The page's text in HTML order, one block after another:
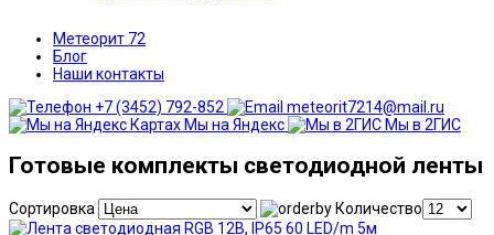
Метеорит 72
Блог
Наши контакты
+7 (3452) 792-852
meteorit7214@mail.ru
Мы на Яндекс
Мы в 2ГИС
Готовые комплекты светодиодной ленты
Сортировка Количество